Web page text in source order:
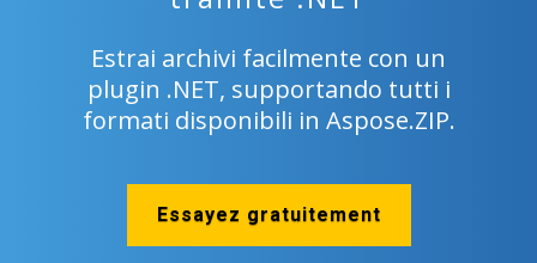
Estrai archivi facilmente con un
plugin .NET, supportando tutti i
formati disponibili in Aspose.ZIP.
Essayez gratuitement